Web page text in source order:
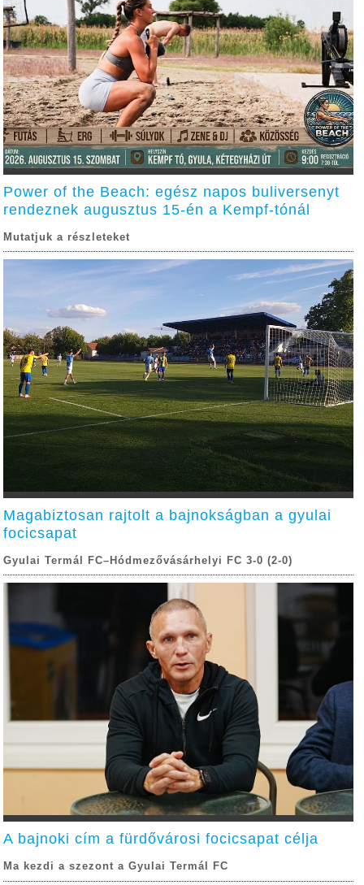
Power of the Beach: egész napos buliversenyt
rendeznek augusztus 15-én a Kempf-tónál
Mutatjuk a részleteket
Magabiztosan rajtolt a bajnokságban a gyulai
focicsapat
Gyulai Termál FC–Hódmezővásárhelyi FC 3-0 (2-0)
A bajnoki cím a fürdővárosi focicsapat célja
Ma kezdi a szezont a Gyulai Termál FC